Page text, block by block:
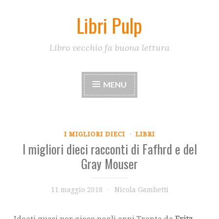
Libri Pulp
Libro vecchio fa buona lettura
MENU
I MIGLIORI DIECI · LIBRI
I migliori dieci racconti di Fafhrd e del
Gray Mouser
11 maggio 2018 Nicola Gambetti